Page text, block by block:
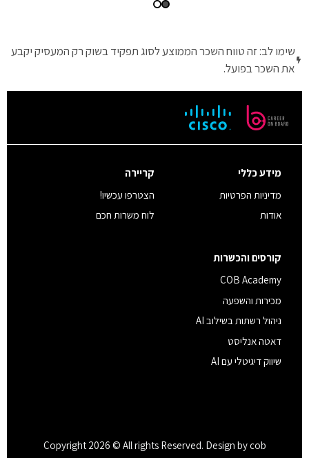
שימו לב: זה טווח השכר הממוצע לסוג תפקיד בשוק רק המעסיק יקבע
את השכר בפועל.
מידע כללי
מדיניות הפרטיות
אודות
קריירה
הצטרפו עכשיו!
לוח משרות חכם
קורסים והכשרות
COB Academy
מכירות והשפעה
ניהול רשתות בשילוב AI
דאטה אנליסט
שיווק דיגיטלי עם AI
Copyright 2026 © All rights Reserved. Design by cob